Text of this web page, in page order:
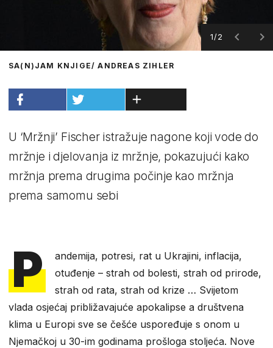
1/2
SA(N)JAM KNJIGE/ ANDREAS ZIHLER
U ‘Mržnji’ Fischer istražuje nagone koji vode do
mržnje i djelovanja iz mržnje, pokazujući kako
mržnja prema drugima počinje kao mržnja
prema samomu sebi
P
andemija, potresi, rat u Ukrajini, inflacija,
otuđenje – strah od bolesti, strah od prirode,
strah od rata, strah od krize … Svijetom
vlada osjećaj približavajuće apokalipse a društvena
klima u Europi sve se češće uspoređuje s onom u
Njemačkoj u 30-im godinama prošloga stoljeća. Nove